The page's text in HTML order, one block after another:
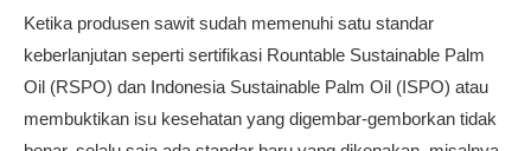
Ketika produsen sawit sudah memenuhi satu standar
keberlanjutan seperti sertifikasi Rountable Sustainable Palm
Oil (RSPO) dan Indonesia Sustainable Palm Oil (ISPO) atau
membuktikan isu kesehatan yang digembar-gemborkan tidak